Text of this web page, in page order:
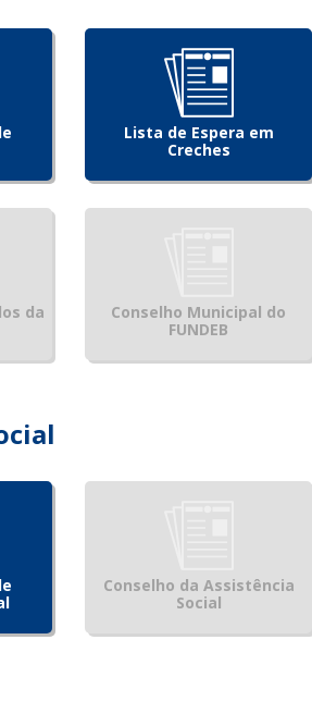
Lista de Espera em
Creches
da
Conselho Municipal do
FUNDEB
Conselho da Assistência
Social